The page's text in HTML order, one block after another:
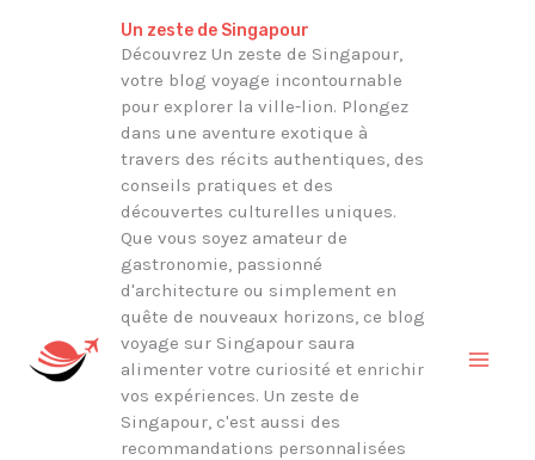
Un zeste de Singapour
Découvrez Un zeste de Singapour,
votre blog voyage incontournable
pour explorer la ville-lion. Plongez
dans une aventure exotique à
travers des récits authentiques, des
conseils pratiques et des
découvertes culturelles uniques.
Que vous soyez amateur de
gastronomie, passionné
d'architecture ou simplement en
quête de nouveaux horizons, ce blog
voyage sur Singapour saura
alimenter votre curiosité et enrichir
vos expériences. Un zeste de
Singapour, c'est aussi des
recommandations personnalisées
Rechercher